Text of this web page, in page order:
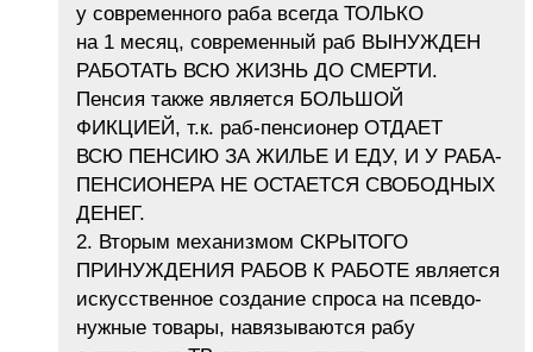
у современного раба всегда ТОЛЬКО
на 1 месяц, современный раб ВЫНУЖДЕН
РАБОТАТЬ ВСЮ ЖИЗНЬ ДО СМЕРТИ.
Пенсия также является БОЛЬШОЙ
ФИКЦИЕЙ, т.к. раб-пенсионер ОТДАЕТ
ВСЮ ПЕНСИЮ ЗА ЖИЛЬЕ И ЕДУ, И У РАБА-
ПЕНСИОНЕРА НЕ ОСТАЕТСЯ СВОБОДНЫХ
ДЕНЕГ.
2. Вторым механизмом СКРЫТОГО
ПРИНУЖДЕНИЯ РАБОВ К РАБОТЕ является
искусственное создание спроса на псевдо-
нужные товары, навязываются рабу